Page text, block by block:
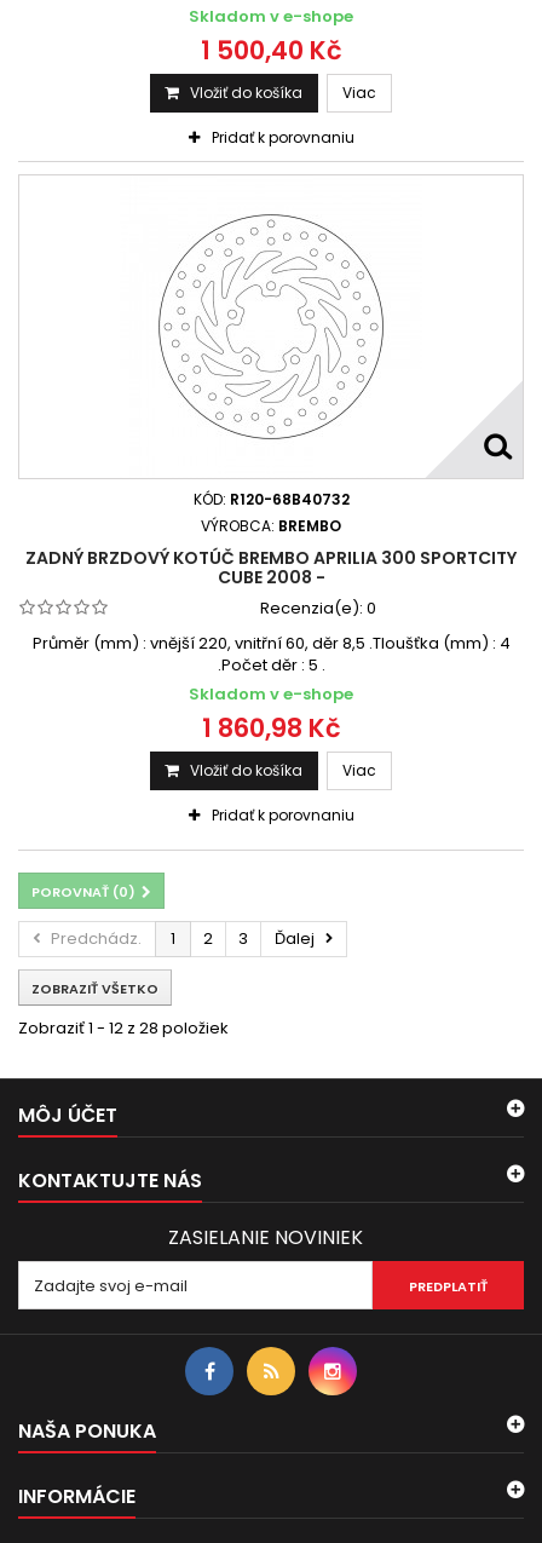
Skladom v e-shope
1 500,40 Kč
Vložiť do košíka Viac
Pridať k porovnaniu
KÓD: R120-68B40732
VÝROBCA: BREMBO
ZADNÝ BRZDOVÝ KOTÚČ BREMBO APRILIA 300 SPORTCITY
CUBE 2008 -
Recenzia(e): 0
Průměr (mm) : vnější 220, vnitřní 60, děr 8,5 .Tloušťka (mm) : 4
.Počet děr : 5 .
Skladom v e-shope
1 860,98 Kč
Vložiť do košíka Viac
Pridať k porovnaniu
POROVNAŤ (0)
Predchádz. 1 2 3 Ďalej
ZOBRAZIŤ VŠETKO
Zobraziť 1 - 12 z 28 položiek
MÔJ ÚČET
KONTAKTUJTE NÁS
ZASIELANIE NOVINIEK
PREDPLATIŤ
NAŠA PONUKA
INFORMÁCIE